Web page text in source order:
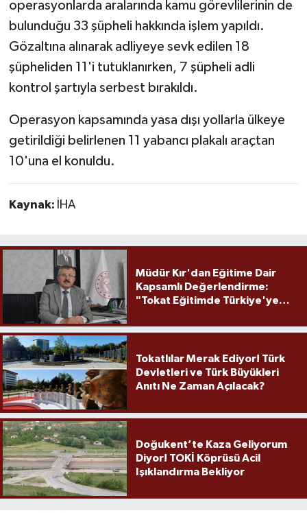
operasyonlarda aralarında kamu görevlilerinin de
bulunduğu 33 şüpheli hakkında işlem yapıldı.
Gözaltına alınarak adliyeye sevk edilen 18
şüpheliden 11'i tutuklanırken, 7 şüpheli adli
kontrol şartıyla serbest bırakıldı.
Operasyon kapsamında yasa dışı yollarla ülkeye
getirildiği belirlenen 11 yabancı plakalı araçtan
10'una el konuldu.
Kaynak: İHA
Müdür Kır'dan Eğitime Dair
Kapsamlı Değerlendirme:
"Tokat Eğitimde Türkiye'ye
Tokatlılar Merak Ediyor! Türk
Devletleri ve Türk Büyükleri
Anıtı Ne Zaman Açılacak?
Doğukent’te Kaza Geliyorum
Diyor! TOKİ Köprüsü Acil
Işıklandırma Bekliyor